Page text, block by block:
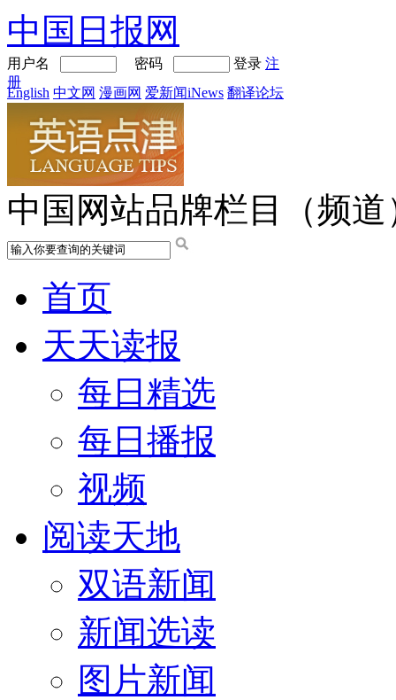
中国日报网
用户名 密码 登录 注
册
English 中文网 漫画网 爱新闻iNews 翻译论坛
中国网站品牌栏目（频道
首页
天天读报
每日精选
每日播报
视频
阅读天地
双语新闻
新闻选读
图片新闻